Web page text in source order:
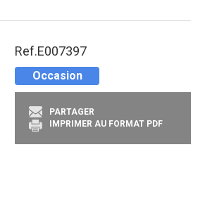
Ref.E007397
Occasion
PARTAGER
IMPRIMER AU FORMAT PDF